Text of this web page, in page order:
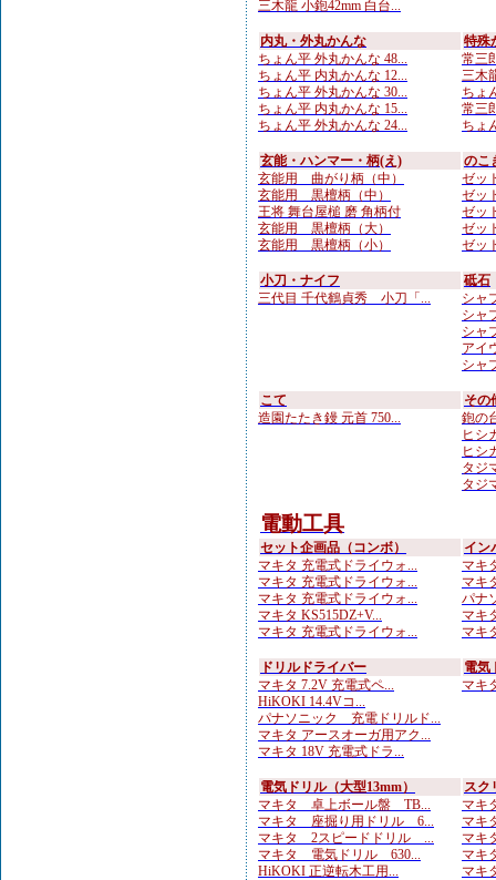
三木龍 小鉋42mm 白台...
内丸・外丸かんな
ちょん平 外丸かんな 48...
ちょん平 内丸かんな 12...
ちょん平 外丸かんな 30...
ちょん平 内丸かんな 15...
ちょん平 外丸かんな 24...
特殊
常三
三木
ちょ
常三
ちょ
玄能・ハンマー・柄(え)
玄能用 曲がり柄（中）
玄能用 黒檀柄（中）
王将 舞台屋槌 磨 角柄付
玄能用 黒檀柄（大）
玄能用 黒檀柄（小）
のこ
ゼッ
ゼッ
ゼッ
ゼッ
ゼッ
小刀・ナイフ
三代目 千代鶴貞秀 小刀「...
砥石
シャ
シャ
シャ
アイ
シャ
こて
造園たたき鏝 元首 750...
その
鉋の
ヒシ
ヒシ
タジ
タジ
電動工具
セット企画品（コンボ）
マキタ 充電式ドライウォ...
マキタ 充電式ドライウォ...
マキタ 充電式ドライウォ...
マキタ KS515DZ+V...
マキタ 充電式ドライウォ...
イン
マキ
マキ
パナ
マキ
マキ
ドリルドライバー
マキタ 7.2V 充電式ペ...
HiKOKI 14.4Vコ...
パナソニック 充電ドリルド...
マキタ アースオーガ用アク...
マキタ 18V 充電式ドラ...
電気
マキ
電気ドリル（大型13mm）
マキタ 卓上ボール盤 TB...
マキタ 座掘り用ドリル 6...
マキタ 2スピードドリル ...
マキタ 電気ドリル 630...
HiKOKI 正逆転木工用...
スク
マキ
マキ
マキ
マキ
マキ